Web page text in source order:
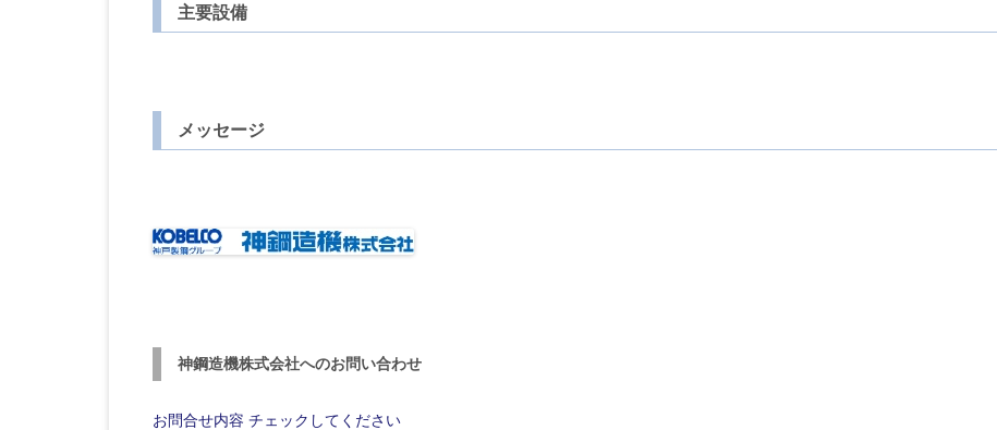
主要設備
メッセージ
神鋼造機株式会社へのお問い合わせ
お問合せ内容 チェックしてください